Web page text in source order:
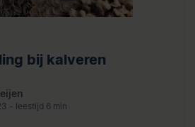
bij kalveren
- leestijd 6 min